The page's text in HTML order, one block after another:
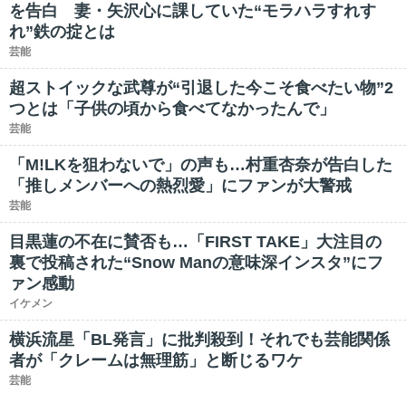
を告白 妻・矢沢心に課していた“モラハラすれす
れ”鉄の掟とは
芸能
超ストイックな武尊が“引退した今こそ食べたい物”2
つとは「子供の頃から食べてなかったんで」
芸能
「M!LKを狙わないで」の声も…村重杏奈が告白した
「推しメンバーへの熱烈愛」にファンが大警戒
芸能
目黒蓮の不在に賛否も…「FIRST TAKE」大注目の
裏で投稿された“Snow Manの意味深インスタ”にフ
ァン感動
イケメン
横浜流星「BL発言」に批判殺到！それでも芸能関係
者が「クレームは無理筋」と断じるワケ
芸能